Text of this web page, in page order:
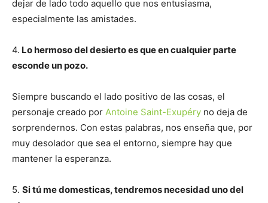
dejar de lado todo aquello que nos entusiasma,
especialmente las amistades.
4. Lo hermoso del desierto es que en cualquier parte
esconde un pozo.
Siempre buscando el lado positivo de las cosas, el
personaje creado por Antoine Saint-Exupéry no deja de
sorprendernos. Con estas palabras, nos enseña que, por
muy desolador que sea el entorno, siempre hay que
mantener la esperanza.
5. Si tú me domesticas, tendremos necesidad uno del